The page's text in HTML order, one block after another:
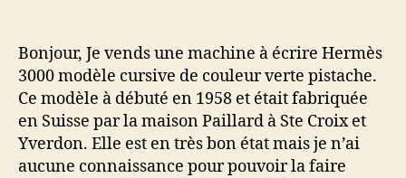
modèle
cursive
Bonjour, Je vends une machine à écrire Hermès
3000 modèle cursive de couleur verte pistache.
Ce modèle à débuté en 1958 et était fabriquée
en Suisse par la maison Paillard à Ste Croix et
Yverdon. Elle est en très bon état mais je n’ai
aucune connaissance pour pouvoir la faire